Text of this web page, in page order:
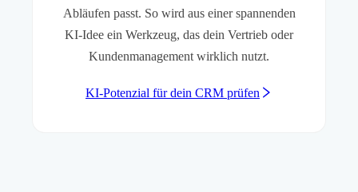
Abläufen passt. So wird aus einer spannenden
KI-Idee ein Werkzeug, das dein Vertrieb oder
Kundenmanagement wirklich nutzt.
KI-Potenzial für dein CRM prüfen